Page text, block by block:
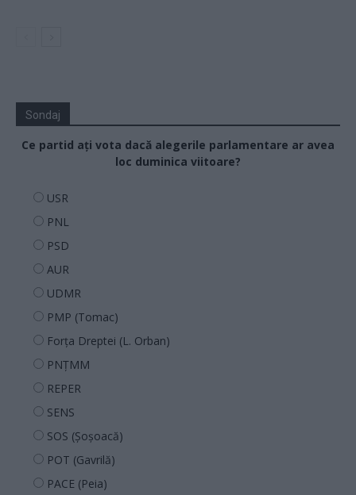
Sondaj
Ce partid ați vota dacă alegerile parlamentare ar avea
loc duminica viitoare?
USR
PNL
PSD
AUR
UDMR
PMP (Tomac)
Forța Dreptei (L. Orban)
PNȚMM
REPER
SENS
SOS (Șoșoacă)
POT (Gavrilă)
PACE (Peia)